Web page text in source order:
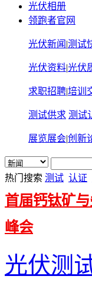
光伏相册
领跑者官网
光伏新闻 |测试
光伏资料|光伏
求职招聘|培训
测试供求 测试
展览展会|创新
热门搜索 测试 认证
首届钙钛矿
峰会
光伏测